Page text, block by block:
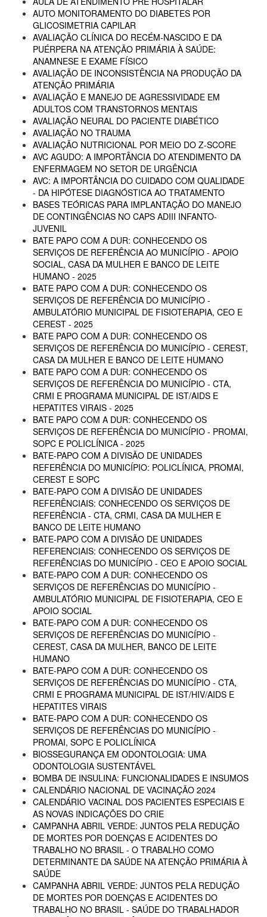
AUTO MONITORAMENTO DO DIABETES POR
GLICOSIMETRIA CAPILAR
AVALIAÇÃO CLÍNICA DO RECÉM-NASCIDO E DA
PUÉRPERA NA ATENÇÃO PRIMÁRIA À SAÚDE:
ANAMNESE E EXAME FÍSICO
AVALIAÇÃO DE INCONSISTÊNCIA NA PRODUÇÃO DA
ATENÇÃO PRIMÁRIA
AVALIAÇÃO E MANEJO DE AGRESSIVIDADE EM
ADULTOS COM TRANSTORNOS MENTAIS
AVALIAÇÃO NEURAL DO PACIENTE DIABÉTICO
AVALIAÇÃO NO TRAUMA
AVALIAÇÃO NUTRICIONAL POR MEIO DO Z-SCORE
AVC AGUDO: A IMPORTÂNCIA DO ATENDIMENTO DA
ENFERMAGEM NO SETOR DE URGÊNCIA
AVC: A IMPORTÂNCIA DO CUIDADO COM QUALIDADE
- DA HIPÓTESE DIAGNÓSTICA AO TRATAMENTO
BASES TEÓRICAS PARA IMPLANTAÇÃO DO MANEJO
DE CONTINGÊNCIAS NO CAPS ADIII INFANTO-
JUVENIL
BATE PAPO COM A DUR: CONHECENDO OS
SERVIÇOS DE REFERÊNCIA AO MUNICÍPIO - APOIO
SOCIAL, CASA DA MULHER E BANCO DE LEITE
HUMANO - 2025
BATE PAPO COM A DUR: CONHECENDO OS
SERVIÇOS DE REFERÊNCIA DO MUNICÍPIO -
AMBULATÓRIO MUNICIPAL DE FISIOTERAPIA, CEO E
CEREST - 2025
BATE PAPO COM A DUR: CONHECENDO OS
SERVIÇOS DE REFERÊNCIA DO MUNICÍPIO - CEREST,
CASA DA MULHER E BANCO DE LEITE HUMANO
BATE PAPO COM A DUR: CONHECENDO OS
SERVIÇOS DE REFERÊNCIA DO MUNICÍPIO - CTA,
CRMI E PROGRAMA MUNICIPAL DE IST/AIDS E
HEPATITES VIRAIS - 2025
BATE PAPO COM A DUR: CONHECENDO OS
SERVIÇOS DE REFERÊNCIA DO MUNICÍPIO - PROMAI,
SOPC E POLICLÍNICA - 2025
BATE-PAPO COM A DIVISÃO DE UNIDADES
REFERÊNCIA DO MUNICÍPIO: POLICLÍNICA, PROMAI,
CEREST E SOPC
BATE-PAPO COM A DIVISÃO DE UNIDADES
REFERÊNCIAIS: CONHECENDO OS SERVIÇOS DE
REFERÊNCIA - CTA, CRMI, CASA DA MULHER E
BANCO DE LEITE HUMANO
BATE-PAPO COM A DIVISÃO DE UNIDADES
REFERENCIAIS: CONHECENDO OS SERVIÇOS DE
REFERÊNCIAS DO MUNICÍPIO - CEO E APOIO SOCIAL
BATE-PAPO COM A DUR: CONHECENDO OS
SERVIÇOS DE REFERÊNCIAS DO MUNICÍPIO -
AMBULATÓRIO MUNICIPAL DE FISIOTERAPIA, CEO E
APOIO SOCIAL
BATE-PAPO COM A DUR: CONHECENDO OS
SERVIÇOS DE REFERÊNCIAS DO MUNICÍPIO -
CEREST, CASA DA MULHER, BANCO DE LEITE
HUMANO
BATE-PAPO COM A DUR: CONHECENDO OS
SERVIÇOS DE REFERÊNCIAS DO MUNICÍPIO - CTA,
CRMI E PROGRAMA MUNICIPAL DE IST/HIV/AIDS E
HEPATITES VIRAIS
BATE-PAPO COM A DUR: CONHECENDO OS
SERVIÇOS DE REFERÊNCIAS DO MUNICÍPIO -
PROMAI, SOPC E POLICLÍNICA
BIOSSEGURANÇA EM ODONTOLOGIA: UMA
ODONTOLOGIA SUSTENTÁVEL
BOMBA DE INSULINA: FUNCIONALIDADES E INSUMOS
CALENDÁRIO NACIONAL DE VACINAÇÃO 2024
CALENDÁRIO VACINAL DOS PACIENTES ESPECIAIS E
AS NOVAS INDICAÇÕES DO CRIE
CAMPANHA ABRIL VERDE: JUNTOS PELA REDUÇÃO
DE MORTES POR DOENÇAS E ACIDENTES DO
TRABALHO NO BRASIL - O TRABALHO COMO
DETERMINANTE DA SAÚDE NA ATENÇÃO PRIMÁRIA À
SAÚDE
CAMPANHA ABRIL VERDE: JUNTOS PELA REDUÇÃO
DE MORTES POR DOENÇAS E ACIDENTES DO
TRABALHO NO BRASIL - SAÚDE DO TRABALHADOR